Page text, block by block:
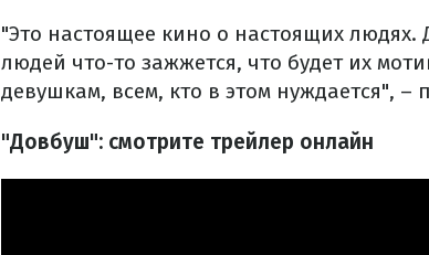
"Это настоящее кино о настоящих
людей что-то зажжется, что будет их
девушкам, всем, кто в этом нуждается",
"Довбуш": смотрите трейлер онлайн